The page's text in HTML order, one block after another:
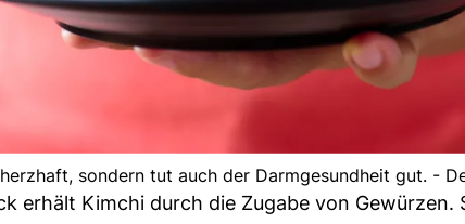
sondern tut auch der Darmgesundheit gut. -
erhält Kimchi durch die Zugabe von Gewürzen.